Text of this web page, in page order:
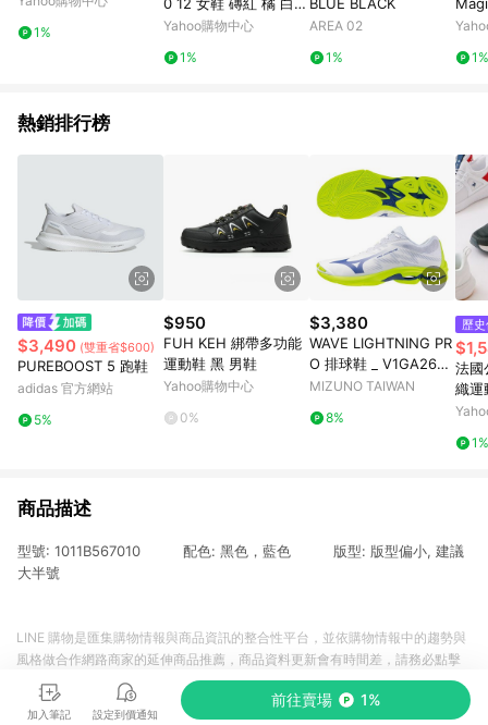
1%
低足弓 支撐 運動鞋 路
00
Yahoo購物中心
1%
AREA 02
1%
女鞋
1%
熱銷排行榜
$3,490 (雙重省$600)
PUREBOOST 5 跑鞋
adidas 官方網站
5%
$950
FUH KEH 綁帶多功能
運動鞋 黑 男鞋
Yahoo購物中心
0%
$3,380
WAVE LIGHTNING PR
O 排球鞋 _ V1GA2660
39
MIZUNO TAIWAN
8%
歷
法國
織運
1%
商品描述
型號: 1011B567010 配色: 黑色，藍色 版型: 版型偏小, 建議
大半號
加入筆記 設定到價通知
前往賣場 1%
LINE 購物是匯集購物情報與商品資訊的整合性平台，並依購物情報中的趨勢與
風格做合作網路商家的延伸商品推薦，商品資料更新會有時間差，請務必點擊
商品至各合作網路商家，確認現售價與購物條件，一切資訊以合作廠商網頁為
準。